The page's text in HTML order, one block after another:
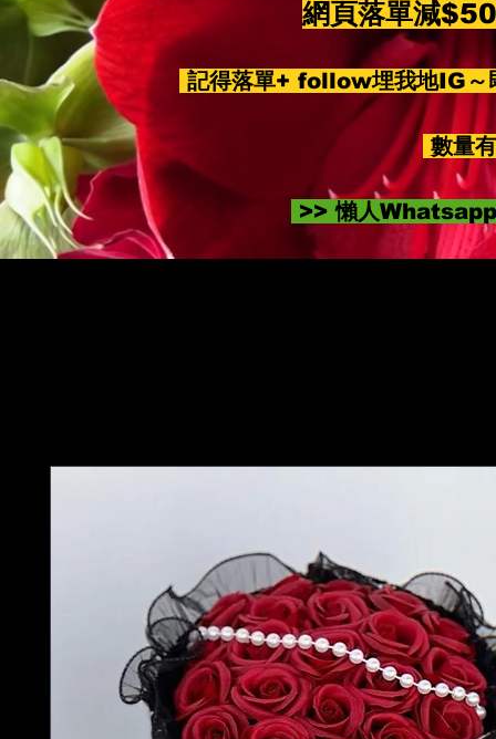
網頁落單減
記得落單+ follow埋我地IG～
數量
>> 懶人